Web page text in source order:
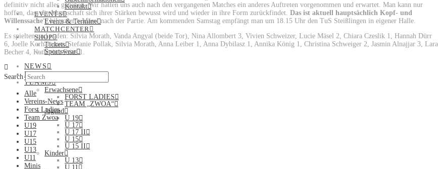
Kontakt
EVENTS
Events & Termine
MATCHCENTER
SHOP
Tickets
Sportswear
NEWS
LADIES
TEAMS
Erwachsene
FORST LADIES
TEAM „ZWOA“
Jugend
U 19
U 17
U 17 II
U 15
U 15 II
Kinder
U 13
U 11
definitiv nicht alles gegeben. Wir hatten uns auch nach den vergangenen Matches ein anderes Auftreten vorgenommen und erwartet. Man kann nur
hoffen, dass die Mannschaft sich ihrer Stärken bewusst wird und wieder in ihre Form zurückfindet. Das ist aktuell hauptsächlich Kopf- und
Willenssache“, bilanzierte Mäsel nach der Partie. Am kommenden Samstag empfängt man um 18.15 Uhr den TuS Steißlingen in eigener Halle.
Es spielten und trafen: Silvia Morath, Vanda Angyal (beide Tor), Nina Allombert 3, Vivien Schweizer, Lucie Mäsel 2, Chiara Czeslik 1, Hannah Dürr
6, Joelle Korhammer, Stefanie Pollak, Silvia Morath, Anna Leiber 1, Anna Dybilasz 1, Annika König 1, Christina Schweiger 2, Jasmin Alnajjar 3, Lara
Becher 4, Katharina Fries 1.
Search
Alle
Vereins-News
Forst Ladies
Team Zwoa
U19
U17
U15
U13
U11
Minis